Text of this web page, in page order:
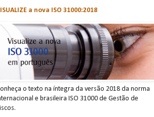
a nova ISO 31000:2018
o texto na íntegra da versão 2018 da norma
e brasileira ISO 31000 de Gestão de